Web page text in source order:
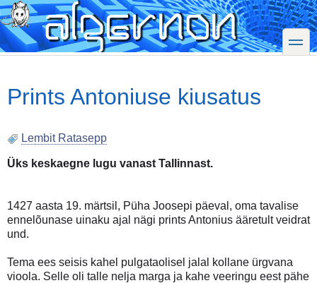
Skip
to
main
content
toggle
Prints Antoniuse kiusatus
Lembit Ratasepp
Üks keskaegne lugu vanast Tallinnast.
1427 aasta 19. märtsil, Püha Joosepi päeval, oma tavalise
ennelõunase uinaku ajal nägi prints Antonius ääretult veidrat
und.
Tema ees seisis kahel pulgataolisel jalal kollane ürgvana
vioola. Selle oli talle nelja marga ja kahe veeringu eest pähe